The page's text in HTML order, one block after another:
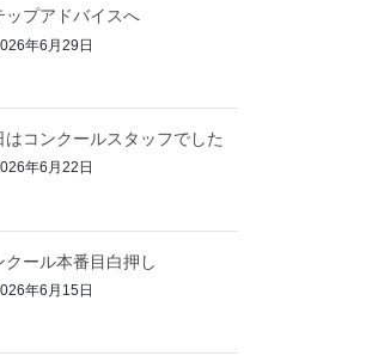
ップアドバイスへ
年6月29日
はコンクールスタッフでした
年6月22日
クール本番目白押し
年6月15日